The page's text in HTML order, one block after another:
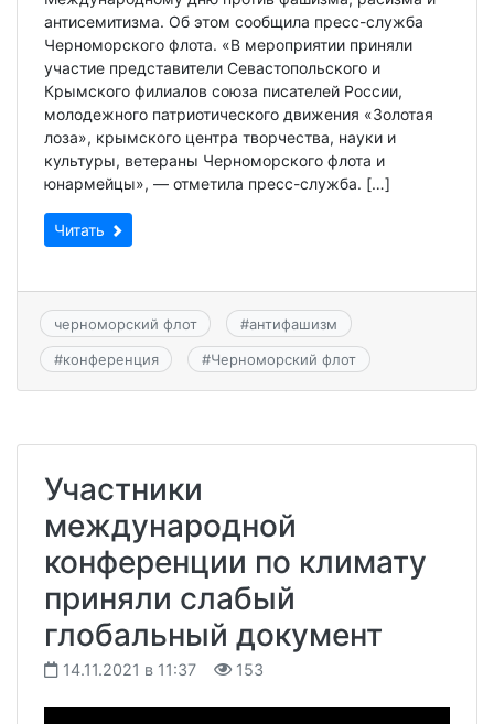
антисемитизма. Об этом сообщила пресс-служба
Черноморского флота. «В мероприятии приняли
участие представители Севастопольского и
Крымского филиалов союза писателей России,
молодежного патриотического движения «Золотая
лоза», крымского центра творчества, науки и
культуры, ветераны Черноморского флота и
юнармейцы», — отметила пресс-служба. […]
Читать
черноморский флот #антифашизм
#конференция #Черноморский флот
Участники
международной
конференции по климату
приняли слабый
глобальный документ
14.11.2021 в 11:37 153